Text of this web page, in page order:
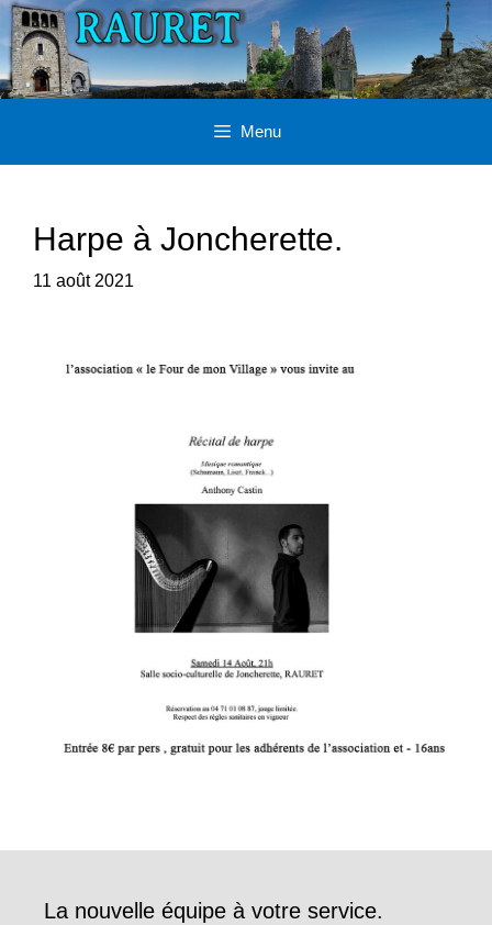
Aller
au
contenu
Menu
Harpe à Joncherette.
11 août 2021
La nouvelle équipe à votre service.